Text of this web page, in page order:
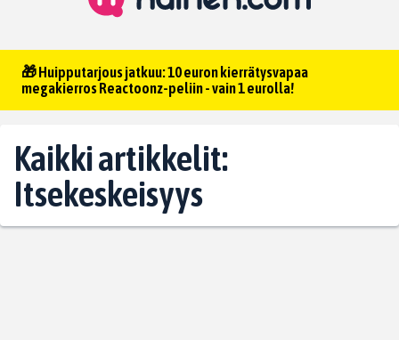
🎁 Huipputarjous jatkuu: 10 euron kierrätysvapaa
megakierros Reactoonz-peliin - vain 1 eurolla!
Kaikki artikkelit:
Itsekeskeisyys